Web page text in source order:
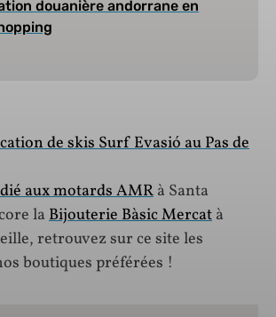
douanière andorrane en
de skis Surf Evasió au Pas de
aux motards AMR à Santa
la Bijouterie Bàsic Mercat à
retrouvez sur ce site les
boutiques préférées !